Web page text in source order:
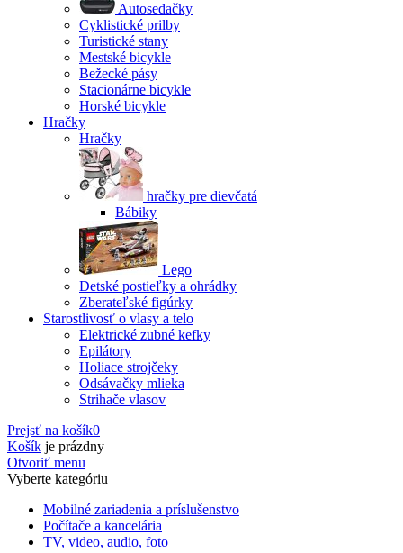
Autosedačky
Cyklistické prilby
Turistické stany
Mestské bicykle
Bežecké pásy
Stacionárne bicykle
Horské bicykle
Hračky
Hračky
hračky pre dievčatá
Bábiky
Lego
Detské postieľky a ohrádky
Zberateľské figúrky
Starostlivosť o vlasy a telo
Elektrické zubné kefky
Epilátory
Holiace strojčeky
Odsávačky mlieka
Strihače vlasov
Prejsť na košík0
Košík je prázdny
Otvoriť menu
Vyberte kategóriu
Mobilné zariadenia a príslušenstvo
Počítače a kancelária
TV, video, audio, foto